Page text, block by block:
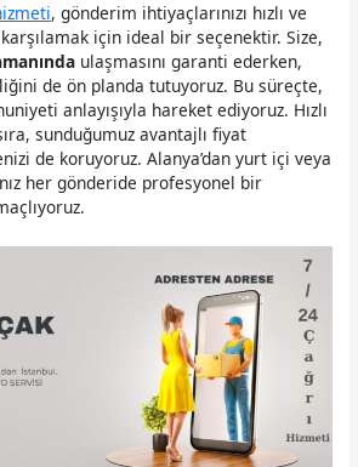
, gönderim ihtiyaçlarınızı hızlı ve
için ideal bir seçenektir. Size,
ulaşmasını garanti ederken,
de ön planda tutuyoruz. Bu süreçte,
anlayışıyla hareket ediyoruz. Hızlı
sunduğumuz avantajlı fiyat
de koruyoruz. Alanya’dan yurt içi veya
her gönderide profesyonel bir